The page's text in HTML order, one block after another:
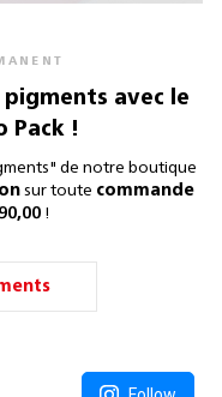
avec le
Pack !
de notre boutique
sur toute commande
!